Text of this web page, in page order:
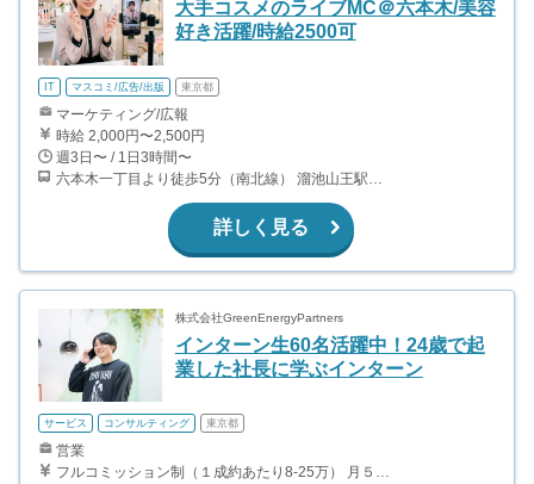
大手コスメのライブMC＠六本木/美容
好き活躍/時給2500可
IT マスコミ/広告/出版 東京都
マーケティング/広報
時給 2,000円〜2,500円
週3日〜 / 1日3時間〜
詳しく見る
株式会社GreenEnergyPartners
インターン生60名活躍中！24歳で起
業した社長に学ぶインターン
サービス コンサルティング 東京都
営業
フルコミッション制（１成約あたり8-25万） 月５０万以上稼ぐインターン生も多数います！ ■収入例 ○入社１ヶ月目（明治大学2年生） 役職：アポインター 月間１契約×８万円＝８万円 ＋交通費 ○入社３ヶ月目（東京大学２年生） 役職：アポインター（ランク：ブロンズ） 月間３契約×10万円＝30万円 ＋交通費 ○入社６ヶ月目（早稲田大学３年生） 役職：アポインター（ランク：シルバー） 月間５契約×12万円＝60万円 ＋交通費 ○入社15ヶ月目（慶應大学３年生） 役職：クローザー 月間３契約×25万＝75万円 ＋交通費